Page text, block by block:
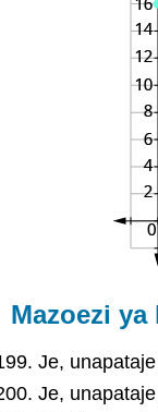
Mazoezi
Je,
Je,